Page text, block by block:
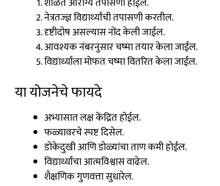
नेत्रतज्ज्ञ विद्यार्थ्यांची तपासणी करतील.
दृष्टीदोष असल्यास नोंद केली जाईल.
आवश्यक नंबरनुसार चष्मा तयार केला जाईल.
विद्यार्थ्याला मोफत चष्मा वितरित केला जाईल.
या योजनेचे फायदे
अभ्यासात लक्ष केंद्रित होईल.
फळ्यावरचे स्पष्ट दिसेल.
डोकेदुखी आणि डोळ्यांचा ताण कमी होईल.
विद्यार्थ्यांचा आत्मविश्वास वाढेल.
शैक्षणिक गुणवत्ता सुधारेल.